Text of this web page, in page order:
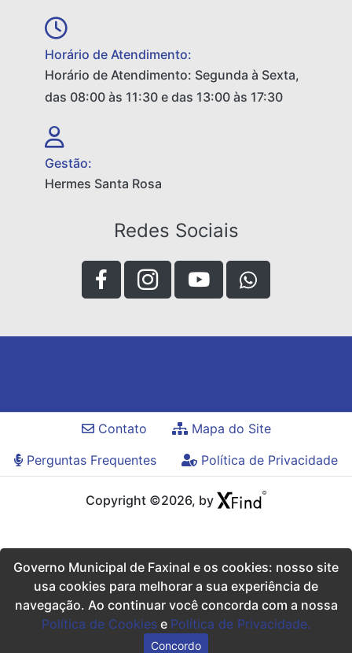
Horário de Atendimento:
Horário de Atendimento: Segunda à Sexta,
das 08:00 às 11:30 e das 13:00 às 17:30
Gestão:
Hermes Santa Rosa
Redes Sociais
Contato
Mapa do Site
Perguntas Frequentes
Política de Privacidade
Copyright ©2026, by
Governo Municipal de Faxinal e os cookies: nosso site
usa cookies para melhorar a sua experiência de
navegação. Ao continuar você concorda com a nossa
Política de Cookies e Política de Privacidade.
Concordo